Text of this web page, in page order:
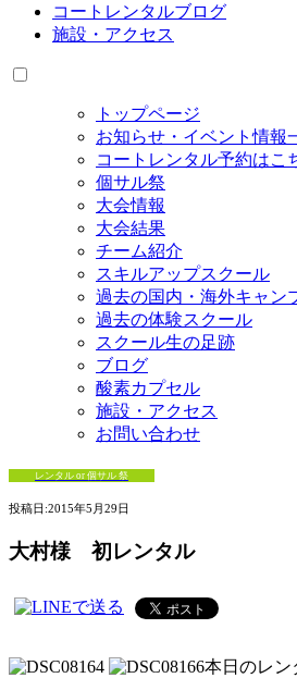
コートレンタルブログ
施設・アクセス
トップページ
お知らせ・イベント情報
コートレンタル予約はこ
個サル祭
大会情報
大会結果
チーム紹介
スキルアップスクール
過去の国内・海外キャン
過去の体験スクール
スクール生の足跡
ブログ
酸素カプセル
施設・アクセス
お問い合わせ
レンタル or 個サル 祭
投稿日:2015年5月29日
大村様 初レンタル
本日のレン